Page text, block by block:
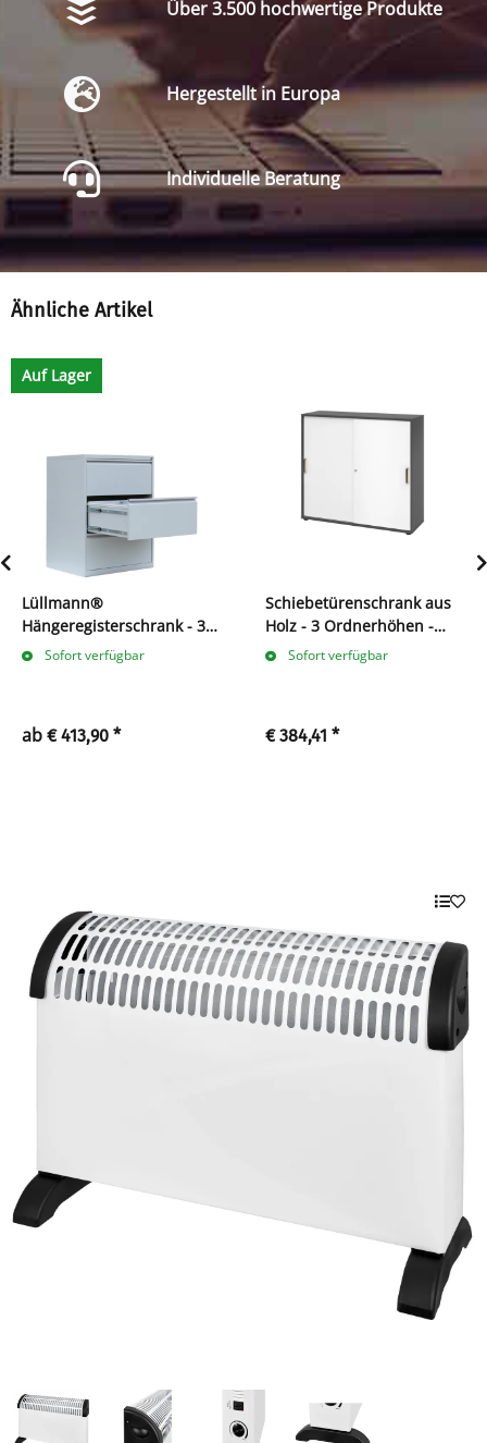
Über 3.500 hochwertige Produkte
Hergestellt in Europa
Individuelle Beratung
Ähnliche Artikel
Auf Lager
Lüllmann®
Hängeregisterschrank - 3
zweibahnige Schubladen
Sofort verfügbar
ab € 413,90 *
Schiebetürenschrank aus
Holz - 3 Ordnerhöhen -
zerlegtSofort verfügbar
€ 384,41 *